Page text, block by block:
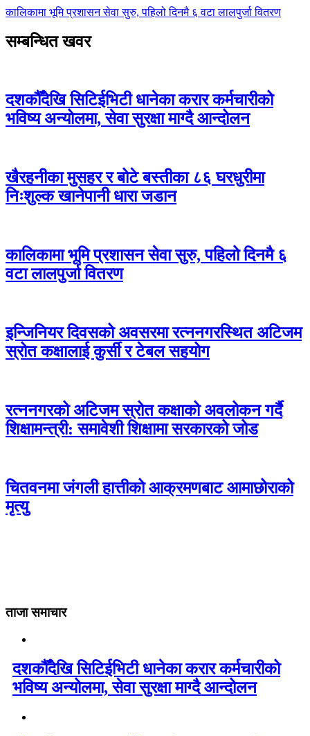
कालिकामा भूमि प्रशासन सेवा सुरु, पहिलो दिनमै ६ वटा लालपुर्जा वितरण
सम्बन्धित खवर
दशकौँदेखि सिटिईभिटी धानेका करार कर्मचारीको
भविष्य अन्योलमा, सेवा सुरक्षा माग्दै आन्दोलन
खैरहनीका मुसहर र बोटे बस्तीका ८६ घरधुरीमा
निःशुल्क खानेपानी धारा जडान
कालिकामा भूमि प्रशासन सेवा सुरु, पहिलो दिनमै ६
वटा लालपुर्जा वितरण
इन्जिनियर दिवसको अवसरमा रत्ननगरस्थित अटिजम
स्रोत कक्षालाई कुर्सी र टेबल सहयोग
रत्ननगरको अटिजम स्रोत कक्षाको अवलोकन गर्दै
शिक्षामन्त्री: समावेशी शिक्षामा सरकारको जोड
चितवनमा जंगली हात्तीको आक्रमणबाट आमाछोराको
मृत्यु
ताजा समाचार
दशकौँदेखि सिटिईभिटी धानेका करार कर्मचारीको
भविष्य अन्योलमा, सेवा सुरक्षा माग्दै आन्दोलन